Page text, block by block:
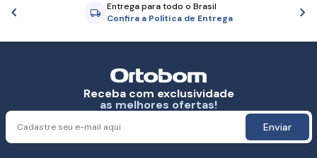
Entrega para todo o Brasil
Confira a Política de Entrega
Anterior
Receba com exclusividade
as melhores ofertas!
Enviar